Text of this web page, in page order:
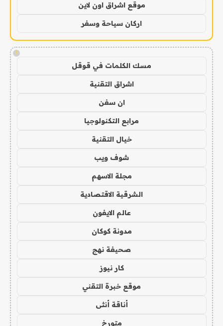
موقع اشراق اون لاين
اركان سياحة وسفر
!
مسك الكلمات في قوقل
اشراق التقنية
ان سفن
مرابع التكنولوجيا
خيال التقنية
شوف ويب
مجلة الاسهم
الشرقية الاقتصادية
عالم الايفون
مدونة كوكان
صحيفة نهج
كار نيوز
موقع خبرة التقني
أناقة أنثى
متورخ